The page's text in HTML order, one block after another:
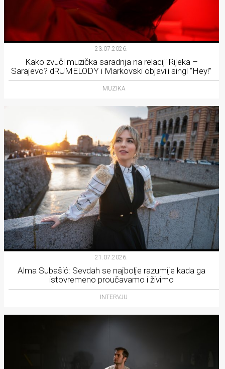
23.07.2026.
Kako zvuči muzička saradnja na relaciji Rijeka –
Sarajevo? dRUMELODY i Markovski objavili singl “Hey!”
MUZIKA
21.07.2026.
Alma Subašić: Sevdah se najbolje razumije kada ga
istovremeno proučavamo i živimo
INTERVJU